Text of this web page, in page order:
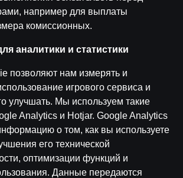
Служба поддержки
Филиалы
Паф
Карьера в Paf
файлов cookie
например для выплаты
комиссионных.
аналитики и статистики
позволяют нам измерять и
игрового сервиса и
улучшать. Мы используем такие
Analytics и Hotjar. Google Analytics
о том, как вы используете
его технической
оптимизации функций и
Данные передаются